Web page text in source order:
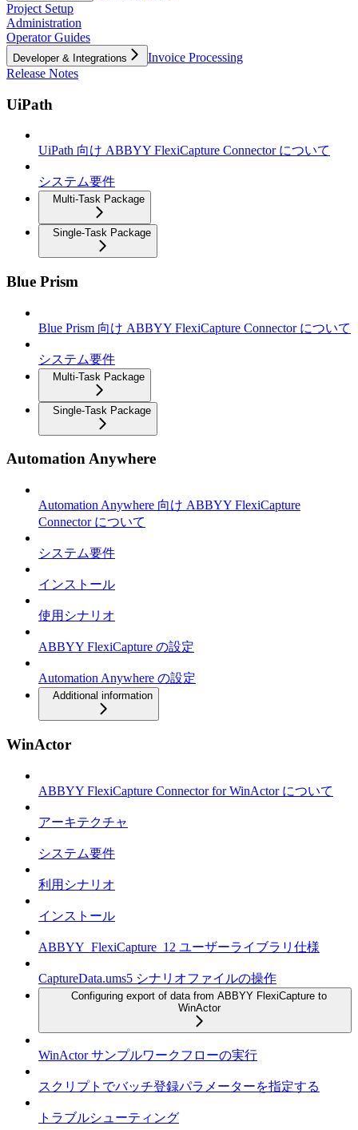
Project Setup
Administration
Operator Guides
Developer & Integrations
Invoice Processing
Release Notes
UiPath
UiPath 向け ABBYY FlexiCapture Connector について
システム要件
Multi-Task Package
Single-Task Package
Blue Prism
Blue Prism 向け ABBYY FlexiCapture Connector について
システム要件
Multi-Task Package
Single-Task Package
Automation Anywhere
Automation Anywhere 向け ABBYY FlexiCapture
Connector について
システム要件
インストール
使用シナリオ
ABBYY FlexiCapture の設定
Automation Anywhere の設定
Additional information
WinActor
ABBYY FlexiCapture Connector for WinActor について
アーキテクチャ
システム要件
利用シナリオ
インストール
ABBYY_FlexiCapture_12 ユーザーライブラリ仕様
CaptureData.ums5 シナリオファイルの操作
Configuring export of data from ABBYY FlexiCapture to
WinActor
WinActor サンプルワークフローの実行
スクリプトでバッチ登録パラメーターを指定する
トラブルシューティング